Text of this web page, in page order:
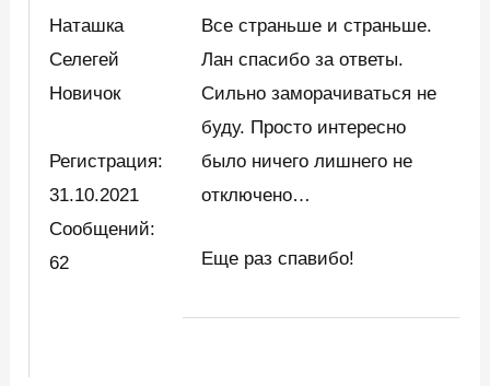
Наташка
Селегей
Новичок
Регистрация:
31.10.2021
Сообщений:
62
Все страньше и страньше.
Лан спасибо за ответы.
Сильно заморачиваться не
буду. Просто интересно
было ничего лишнего не
отключено…
Еще раз спавибо!